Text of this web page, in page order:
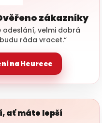
zákazníky
odeslání, velmi dobrá
ráda vracet.“
na Heurece
ať máte lepší